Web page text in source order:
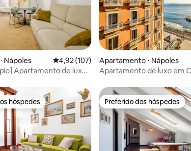
5, 159 avaliações
Nápoles 4,92 de uma avaliação média de 5, 107
4,92 (107)
Apartamento de luxo
Apartamento ⋅ Nápoles
Apartamento de luxo em
preferidos dos hóspedes
hóspedes Preferido dos hóspedes
Preferido dos hóspedes